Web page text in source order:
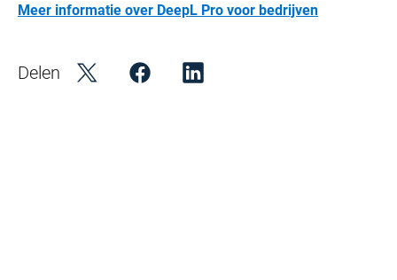
Meer informatie over DeepL Pro voor bedrijven
Delen